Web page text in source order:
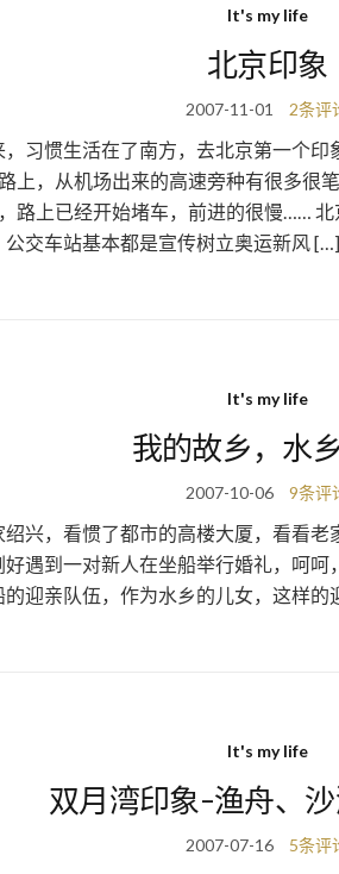
It's my life
北京印象
2007-11-01 2条评
，习惯生活在了南方，去北京第一个印
上，从机场出来的高速旁种有很多很
路上已经开始堵车，前进的很慢……
公交车站基本都是宣传树立奥运新风 […]
It's my life
我的故乡，水
2007-10-06 9条评
兴，看惯了都市的高楼大厦，看看
遇到一对新人在坐船举行婚礼，呵呵
的迎亲队伍，作为水乡的儿女，这样
It's my life
双月湾印象-渔舟、
2007-07-16 5条评